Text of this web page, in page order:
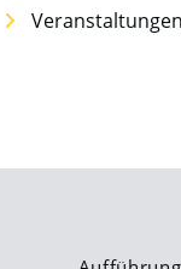
Veranstaltungen